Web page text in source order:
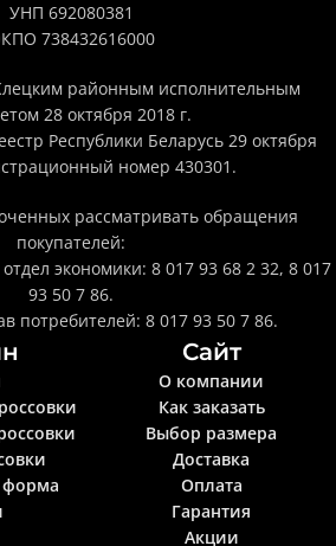
УНП 692080381
738432616000
районным исполнительным
28 октября 2018 г.
Республики Беларусь 29 октября
номер 430301.
рассматривать обращения
покупателей:
экономики: 8 017 93 68 2 32, 8 017
93 50 7 86.
потребителей: 8 017 93 50 7 86.
форма
Сайт
О компании
Как заказать
Выбор размера
Доставка
Оплата
Гарантия
Акции